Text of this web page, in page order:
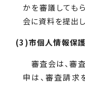
かを審議しても
会に資料を提出
(3)市個人情報保護
審査会は、審
申は、審査請求